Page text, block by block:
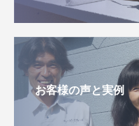
お客様の声と実例